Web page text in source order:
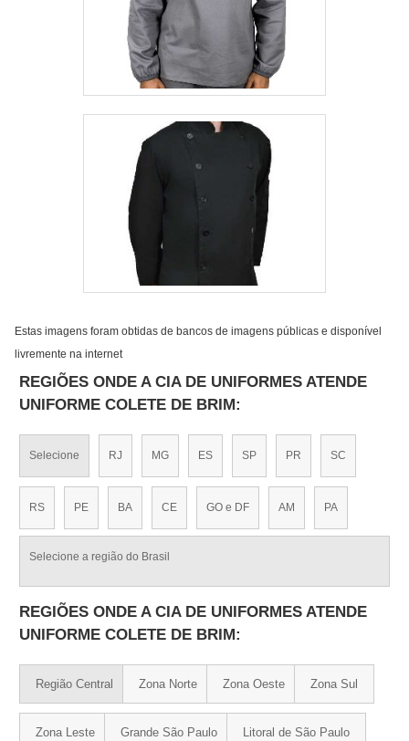
Estas imagens foram obtidas de bancos de imagens públicas e disponível
livremente na internet
REGIÕES ONDE A CIA DE UNIFORMES ATENDE
UNIFORME COLETE DE BRIM:
Selecione RJ MG ES SP PR SC
RS PE BA CE GO e DF AM PA
Selecione a região do Brasil
REGIÕES ONDE A CIA DE UNIFORMES ATENDE
UNIFORME COLETE DE BRIM:
Região Central Zona Norte Zona Oeste Zona Sul
Zona Leste Grande São Paulo Litoral de São Paulo